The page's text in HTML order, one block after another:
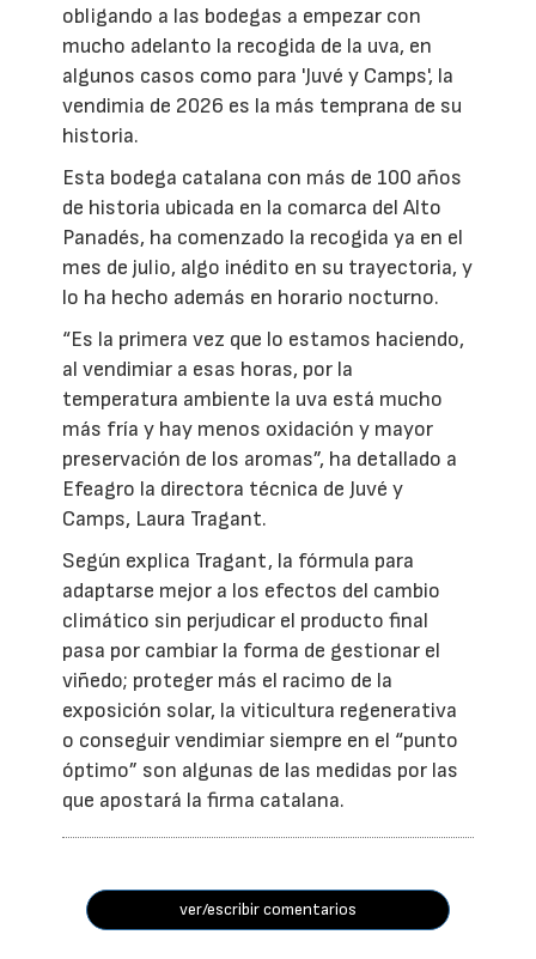
obligando a las bodegas a empezar con
mucho adelanto la recogida de la uva, en
algunos casos como para 'Juvé y Camps', la
vendimia de 2026 es la más temprana de su
historia.
Esta bodega catalana con más de 100 años
de historia ubicada en la comarca del Alto
Panadés, ha comenzado la recogida ya en el
mes de julio, algo inédito en su trayectoria, y
lo ha hecho además en horario nocturno.
“Es la primera vez que lo estamos haciendo,
al vendimiar a esas horas, por la
temperatura ambiente la uva está mucho
más fría y hay menos oxidación y mayor
preservación de los aromas”, ha detallado a
Efeagro la directora técnica de Juvé y
Camps, Laura Tragant.
Según explica Tragant, la fórmula para
adaptarse mejor a los efectos del cambio
climático sin perjudicar el producto final
pasa por cambiar la forma de gestionar el
viñedo; proteger más el racimo de la
exposición solar, la viticultura regenerativa
o conseguir vendimiar siempre en el “punto
óptimo” son algunas de las medidas por las
que apostará la firma catalana.
ver/escribir comentarios